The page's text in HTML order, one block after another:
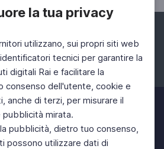
la tua privacy
utilizzano, sui propri siti web
tecnici per garantire la
digitali Rai e facilitare la
consenso dell'utente, cookie e
anche di terzi, per misurare il
mirata.
pubblicità, dietro tuo consenso,
possono utilizzare dati di
Instagram Twitter